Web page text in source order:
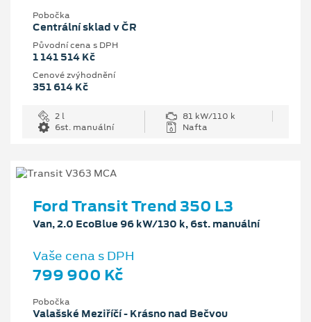
Pobočka
Centrální sklad v ČR
Původní cena s DPH
1 141 514 Kč
Cenové zvýhodnění
351 614 Kč
2 l
81 kW/110 k
6st. manuální
Nafta
Ford Transit Trend 350 L3
Van, 2.0 EcoBlue 96 kW/130 k, 6st. manuální
Vaše cena s DPH
799 900 Kč
Pobočka
Valašské Meziříčí - Krásno nad Bečvou